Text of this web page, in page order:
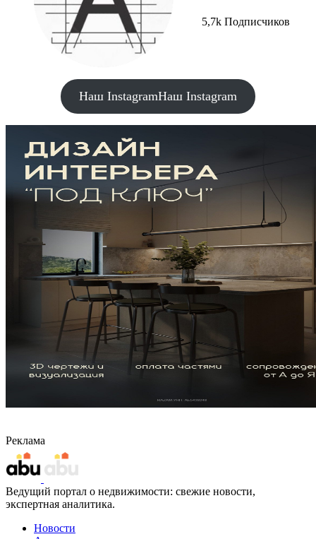
5,7k Подписчиков
Наш InstagramНаш Instagram
Реклама
Ведущий портал о недвижимости: свежие новости,
экспертная аналитика.
Новости